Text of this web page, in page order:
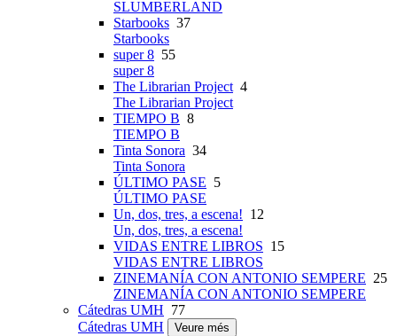
SLUMBERLAND
Starbooks 37
Starbooks
super 8 55
super 8
The Librarian Project4
The Librarian Project
TIEMPO B 8
TIEMPO B
Tinta Sonora 34
Tinta Sonora
ÚLTIMO PASE 5
ÚLTIMO PASE
Un, dos, tres, a escena! 12
Un, dos, tres, a escena!
VIDAS ENTRE LIBROS 15
VIDAS ENTRE LIBROS
ZINEMANÍA CON ANTONIO SEMPERE 25
ZINEMANÍA CON ANTONIO SEMPERE
Cátedras UMH 77
Cátedras UMH
Veure més